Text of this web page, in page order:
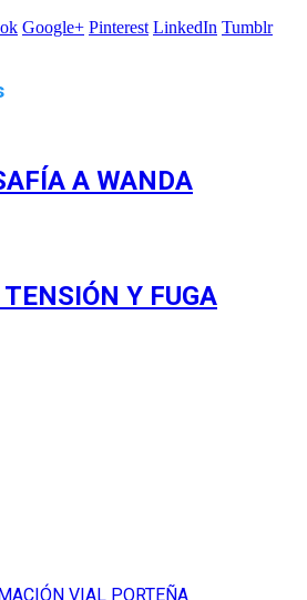
Google+ Pinterest LinkedIn Tumblr
A WANDA
Y FUGA
VIAL PORTEÑA